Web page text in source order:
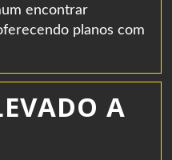
encontrar
planos com
A